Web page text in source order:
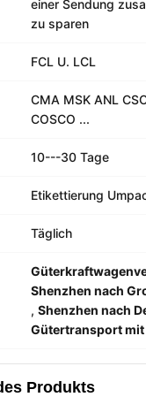
einer Sendung
zu sparen
FCL U. LCL
CMA MSK ANL
COSCO ...
10---30 Tage
Etikettierung
Täglich
Shenzhen nach
, Shenzhen nach
Gütertransport mit
Produkts